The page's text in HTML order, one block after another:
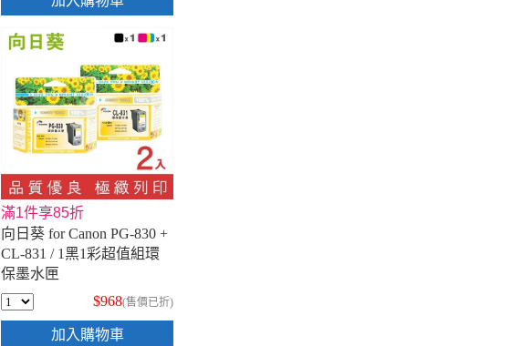
滿1件享85折
向日葵 for Canon PG-830 +
CL-831 / 1黑1彩超值組環
保墨水匣
$968(售價已折)
加入購物車